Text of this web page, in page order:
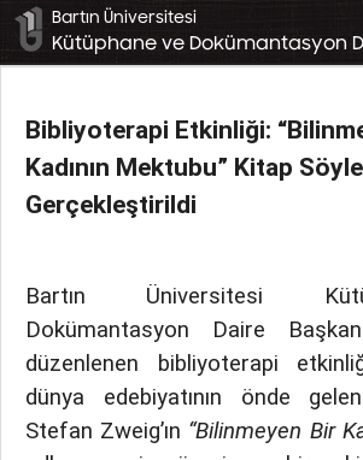
Bartın Üniversitesi
Kütüphane ve Dokümantasyon
Bibliyoterapi Etkinliği:
Kadının Mektubu” Kitap
Gerçekleştirildi
Bartın Üniversitesi
Dokümantasyon Daire
düzenlenen bibliyoterapi
dünya edebiyatının önde
Stefan Zweig’ın “Bilinmeyen Bir